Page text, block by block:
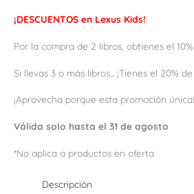
¡DESCUENTOS en Lexus Kids!
Por la compra de 2 libros, obtienes el
Si llevas 3 o más libros... ¡Tienes el 20%
¡Aprovecha porque esta promoción única!
Válida solo hasta el 31 de agosto
*No aplica a productos en oferta
Descripción